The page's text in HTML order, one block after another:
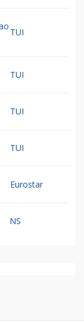
TUI
TUI
TUI
TUI
Eurostar
NS